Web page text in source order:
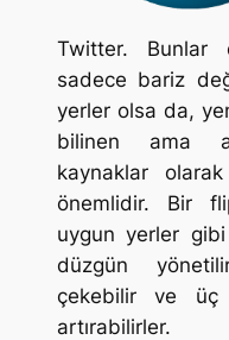
Twitter. Bunlar
sadece bariz
yerler olsa da,
bilinen ama
kaynaklar
önemlidir. Bir
uygun yerler
düzgün
çekebilir ve üç
artırabilirler.